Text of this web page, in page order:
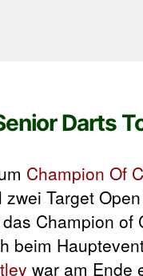
Darts
Champion Of
zwei Target
Champion of
beim
war am Ende